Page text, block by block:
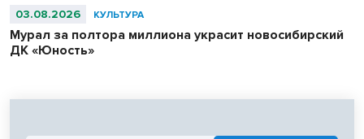
03.08.2026 КУЛЬТУРА
Мурал за полтора миллиона украсит новосибирский
ДК «Юность»